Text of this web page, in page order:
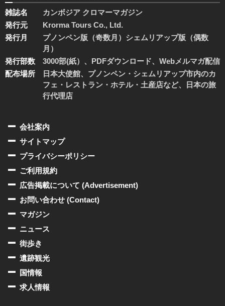
雑誌名
カンボジア クロマーマガジン
発行元
Krorma Tours Co., Ltd.
発行月
プノンペン版（奇数月）シェムリアップ版（偶数
月）
発行部数
3000部(紙）、PDFダウンロード、Webメルマガ配信
配布場所
日本大使館、プノンペン・シェムリアップ市内のカ
フェ・レストラン・ホテル・土産店など、日本の旅
行代理店
会社案内
サイトマップ
プライバシーポリシー
ご利用規約
広告掲載について (Advertisement)
お問い合わせ (Contact)
マガジン
ニュース
街歩き
遺跡観光
国情報
求人情報